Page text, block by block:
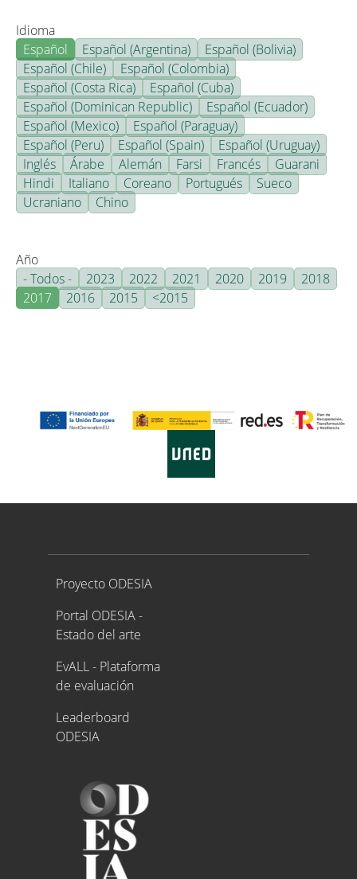
Idioma
Español
Español (Argentina)
Español (Bolivia)
Español (Chile)
Español (Colombia)
Español (Costa Rica)
Español (Cuba)
Español (Dominican Republic)
Español (Ecuador)
Español (Mexico)
Español (Paraguay)
Español (Peru)
Español (Spain)
Español (Uruguay)
Inglés
Árabe Alemán Farsi Francés
Guarani
Hindi
Italiano Coreano Portugués
Sueco
Ucraniano
Chino
Año
- Todos -
2023 2022 2021 2020 2019
2018
2017
2016 2015 <2015
Proyecto ODESIA
Proyecto ODESIA
Portal ODESIA -
Estado del arte
EvALL - Plataforma
de evaluación
Leaderboard
ODESIA